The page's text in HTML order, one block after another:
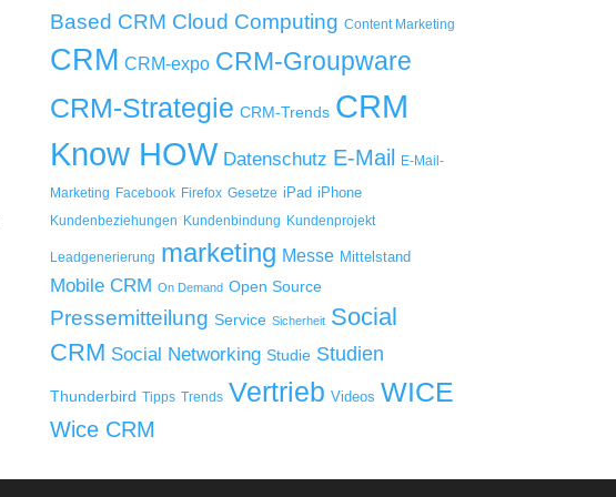
Based CRM Cloud Computing Content Marketing
CRM CRM-expo CRM-Groupware
CRM-Strategie CRM-Trends CRM
Know HOW Datenschutz E-Mail E-Mail-
Marketing Facebook Firefox Gesetze iPad iPhone
Kundenbeziehungen Kundenbindung Kundenprojekt
Leadgenerierung marketing Messe Mittelstand
Mobile CRM On Demand Open Source
Pressemitteilung Service Sicherheit Social
CRM Social Networking Studie Studien
Thunderbird Tipps Trends Vertrieb Videos WICE
Wice CRM